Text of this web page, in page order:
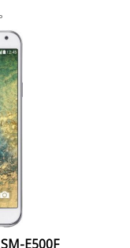
E500F